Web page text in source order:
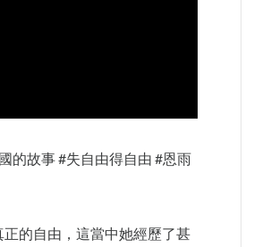
的故事 #失自由得自由 #恩雨
的自由，這當中她經歷了甚